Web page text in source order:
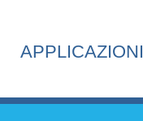
APPLICAZIONI